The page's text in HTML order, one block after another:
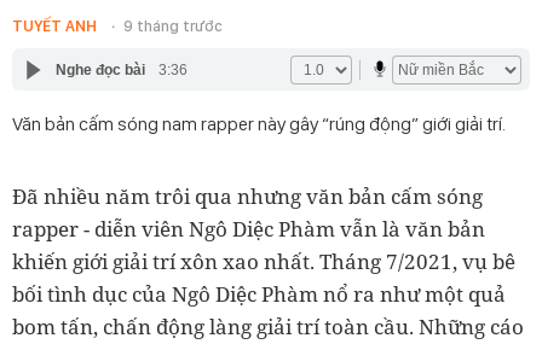
TUYẾT ANH 9 tháng trước
Nghe đọc bài 3:36
Văn bản cấm sóng nam rapper này gây “rúng động” giới giải trí.
Đã nhiều năm trôi qua nhưng văn bản cấm sóng
rapper - diễn viên Ngô Diệc Phàm vẫn là văn bản
khiến giới giải trí xôn xao nhất. Tháng 7/2021, vụ bê
bối tình dục của Ngô Diệc Phàm nổ ra như một quả
bom tấn, chấn động làng giải trí toàn cầu. Những cáo